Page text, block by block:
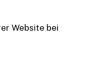
Website bei